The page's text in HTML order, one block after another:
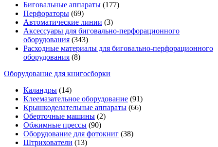
Биговальные аппараты (177)
Перфораторы (69)
Автоматические линии (3)
Аксессуары для биговально-перфорационного
оборудования (343)
Расходные материалы для биговально-перфорационного
оборудования (8)
Оборудование для книгосборки
Каландры (14)
Клеемазательное оборудование (91)
Крышкоделательные аппараты (66)
Оберточные машины (2)
Обжимные прессы (90)
Оборудование для фотокниг (38)
Штрихователи (13)